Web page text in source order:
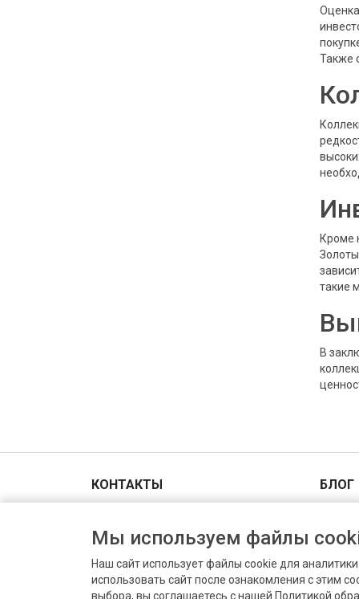
Также
Кроме
такие
В
КОНТАКТЫ
+7(903)006-00-44
Пн-Вс 9.00 - 18.00
info@prodat-moneti.ru
Оценить монету
БЛОГ
Мы используем файлы
Наш сайт использует файлы cookie для
использовать сайт после ознакомления с этим
выбора, вы соглашаетесь с нашей Политикой